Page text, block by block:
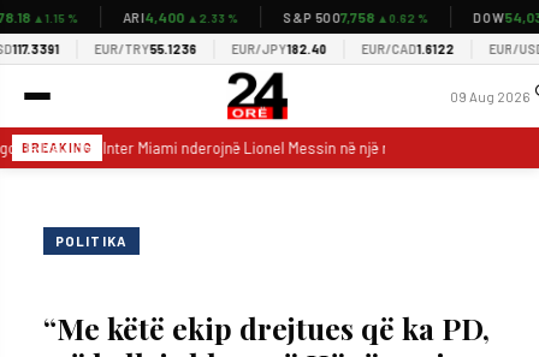
▲1.15 % ARI4,400▲2.33 % S&P 5007,758▲0.62 % DOW54,037
EUR/TRY55.1236 EUR/JPY182.40 EUR/CAD1.6122 EUR/USD
09 Aug 2026
BREAKING
De Paul dhe Inter Miami nderojnë Lionel Messin në një natë emocionuese të
POLITIKA
“Me këtë ekip drejtues që ka PD,